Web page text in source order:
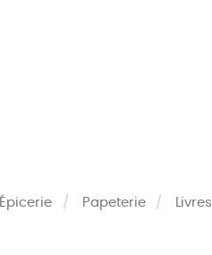
Épicerie Papeterie Livres